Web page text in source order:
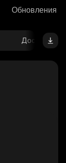
Обновления
Доступное